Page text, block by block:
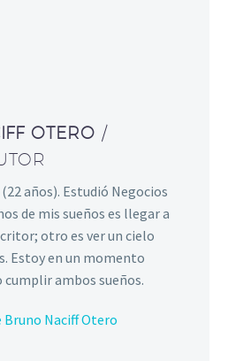
OTERO /
años). Estudió Negocios
de mis sueños es llegar a
otro es ver un cielo
Estoy en un momento
cumplir ambos sueños.
Bruno Naciff Otero